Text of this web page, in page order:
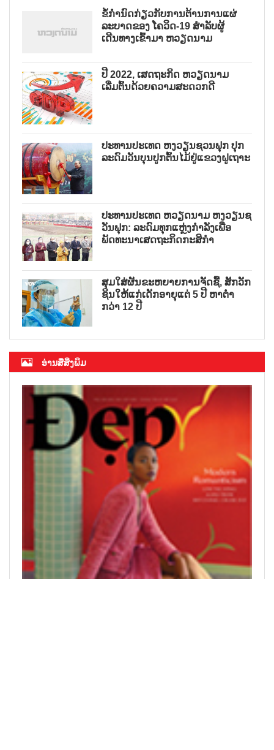
ຂໍ້ກຳນົດກ່ຽວກັບການຕ້ານການແຜ່
ລະບາດຂອງ ໂຄວິດ-19 ສຳລັບຜູ້
ເດີນທາງເຂົ້າມາ ຫວຽດນາມ
ປີ 2022, ເສດຖະກິດ ຫວຽດນາມ
ເລີ່ມຕົ້ນດ້ວຍຄວາມສະດວກດີ
ປະທານປະເທດ ຫງວຽນຊວນຟຸກ ປຸກ
ລະດົມວັນບຸນປູກຕົ້ນໄມ້ຢູ່ແຂວງຝູເຖາະ
ປະທານປະເທດ ຫວຽດນາມ ຫງວຽນຊ
ວັນຟຸກ: ລະດົມທຸກແຫຼ່ງກຳລັງເພື່ອ
ພັດທະນາເສດຖະກິດກະສິກຳ
ສຸມໃສ່ຜັນຂະຫຍາຍການຈັດຊື້, ສັກວັກ
ຊິນໃຫ້ແກ່ເດັກອາຍຸແຕ່ 5 ປີ ຫາຕ່ຳ
ກວ່າ 12 ປີ
ອ່ານສື່ສິ່ງພິມ